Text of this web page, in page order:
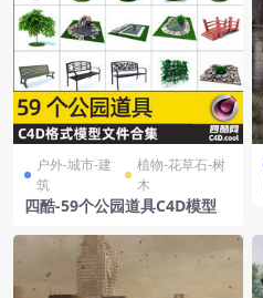
户外-城市-建
筑
植物-花草石-树
木
四酷-59个公园道具C4D模型